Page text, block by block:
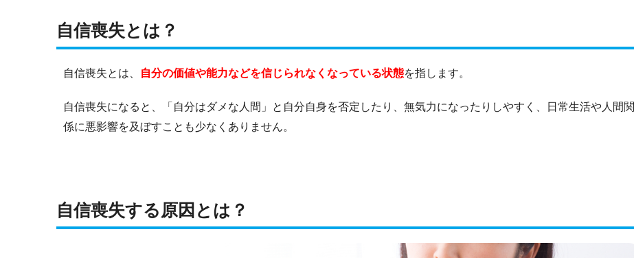
自信喪失とは？
自信喪失とは、 自分の価値や能力などを信じられなくなっている状態を指します。
自信喪失になると、「自分はダメな人間」と自分自身を否定したり、無気力になったりしやすく、日常生活や人間関
係に悪影響を及ぼすことも少なくありません。
自信喪失する原因とは？